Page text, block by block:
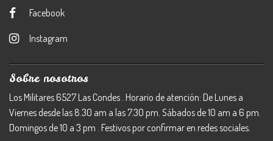
Facebook
Instagram
Sobre nosotros
Los Militares 6527 Las Condes . Horario de atención: De Lunes a
Viernes desde las 8.30 am a las 7.30 pm. Sábados de 10 am a 6 pm.
Domingos de 10 a 3 pm . Festivos por confirmar en redes sociales.